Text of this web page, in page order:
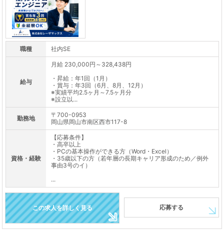
職種 社内SE
給与
月給 230,000円～328,438円
・昇給：年1回（1月）
・賞与：年3回（6月、8月、12月）
※実績平均2.5ヶ月～7.5ヶ月分
※設立以...
勤務地
〒700-0953
岡山県岡山市南区西市117-8
資格・経験
【応募条件】
・高卒以上
・PCの基本操作ができる方（Word・Excel）
・35歳以下の方（若年層の長期キャリア形成のため／例外
事由3号のイ）
...
この求人を詳しく見る 応募する